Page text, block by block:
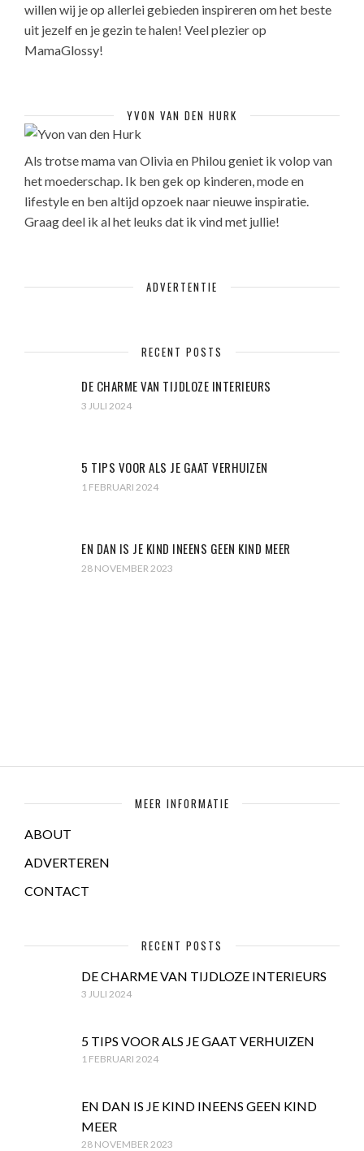
willen wij je op allerlei gebieden inspireren om het beste
uit jezelf en je gezin te halen! Veel plezier op
MamaGlossy!
YVON VAN DEN HURK
Als trotse mama van Olivia en Philou geniet ik volop van
het moederschap. Ik ben gek op kinderen, mode en
lifestyle en ben altijd opzoek naar nieuwe inspiratie.
Graag deel ik al het leuks dat ik vind met jullie!
ADVERTENTIE
RECENT POSTS
DE CHARME VAN TIJDLOZE INTERIEURS
3 JULI 2024
5 TIPS VOOR ALS JE GAAT VERHUIZEN
1 FEBRUARI 2024
EN DAN IS JE KIND INEENS GEEN KIND MEER
28 NOVEMBER 2023
MEER INFORMATIE
ABOUT
ADVERTEREN
CONTACT
RECENT POSTS
DE CHARME VAN TIJDLOZE INTERIEURS
3 JULI 2024
5 TIPS VOOR ALS JE GAAT VERHUIZEN
1 FEBRUARI 2024
EN DAN IS JE KIND INEENS GEEN KIND
MEER
28 NOVEMBER 2023